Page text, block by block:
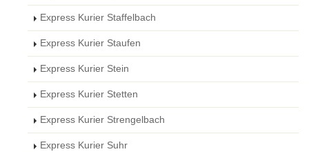
Express Kurier Staffelbach
Express Kurier Staufen
Express Kurier Stein
Express Kurier Stetten
Express Kurier Strengelbach
Express Kurier Suhr